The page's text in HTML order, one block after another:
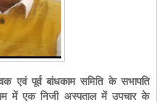
एवं पूर्व बांधकाम समिति के सभापति
में एक निजी अस्पताल में उपचार के